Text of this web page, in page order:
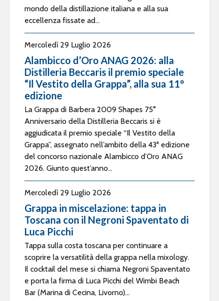
mondo della distillazione italiana e alla sua
eccellenza fissate ad...
Mercoledì 29 Luglio 2026
Alambicco d’Oro ANAG 2026: alla
Distilleria Beccaris il premio speciale
“Il Vestito della Grappa”, alla sua 11°
edizione
La Grappa di Barbera 2009 Shapes 75°
Anniversario della Distilleria Beccaris si è
aggiudicata il premio speciale “Il Vestito della
Grappa”, assegnato nell’ambito della 43ª edizione
del concorso nazionale Alambicco d’Oro ANAG
2026. Giunto quest’anno...
Mercoledì 29 Luglio 2026
Grappa in miscelazione: tappa in
Toscana con il Negroni Spaventato di
Luca Picchi
Tappa sulla costa toscana per continuare a
scoprire la versatilità della grappa nella mixology.
Il cocktail del mese si chiama Negroni Spaventato
e porta la firma di Luca Picchi del Wimbi Beach
Bar (Marina di Cecina, Livorno)...